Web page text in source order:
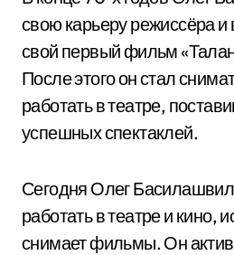
свою карьеру режиссёра и
свой первый фильм
После этого он стал
работать в театре,
успешных спектаклей.
Сегодня Олег
работать в театре и кино,
снимает фильмы. Он